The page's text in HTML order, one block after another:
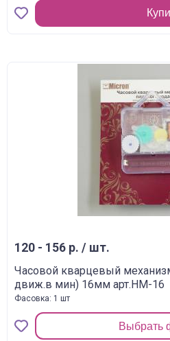
120 - 156 р. / шт.
Часовой кварцевый
движ.в мин) 16мм арт.HM-16
Фасовка: 1 шт
Выбрать